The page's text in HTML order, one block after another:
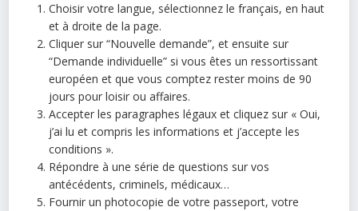
Choisir votre langue, sélectionnez le français, en haut
et à droite de la page.
Cliquer sur “Nouvelle demande”, et ensuite sur
“Demande individuelle” si vous êtes un ressortissant
européen et que vous comptez rester moins de 90
jours pour loisir ou affaires.
Accepter les paragraphes légaux et cliquez sur « Oui,
j’ai lu et compris les informations et j’accepte les
conditions ».
Répondre à une série de questions sur vos
antécédents, criminels, médicaux…
Fournir un photocopie de votre passeport, votre